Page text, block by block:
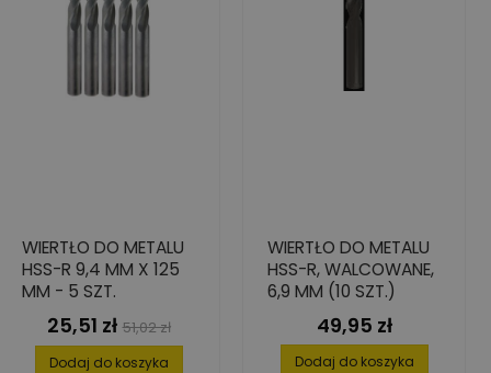
WIERTŁO DO METALU
HSS-R 9,4 MM X 125
MM - 5 SZT.
Cena
25,51 zł Cena
podstawowa
51,02 zł
Dodaj do koszyka
WIERTŁO DO METALU
HSS-R, WALCOWANE,
6,9 MM (10 SZT.)
Cena
49,95 zł
Dodaj do koszyka